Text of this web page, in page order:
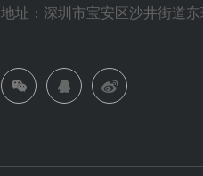
地址：深圳市宝安区沙井街道